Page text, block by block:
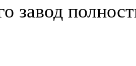
завод